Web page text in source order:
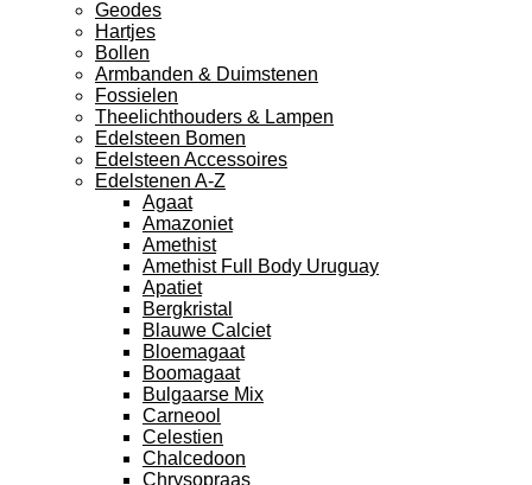
Geodes
Hartjes
Bollen
Armbanden & Duimstenen
Fossielen
Theelichthouders & Lampen
Edelsteen Bomen
Edelsteen Accessoires
Edelstenen A-Z
Agaat
Amazoniet
Amethist
Amethist Full Body Uruguay
Apatiet
Bergkristal
Blauwe Calciet
Bloemagaat
Boomagaat
Bulgaarse Mix
Carneool
Celestien
Chalcedoon
Chrysopraas